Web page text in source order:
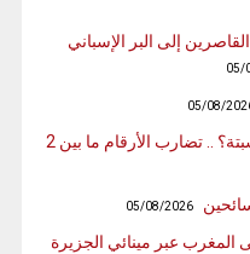
إلى البر الإسباني
05/
05/08/
كم بقي فعلاً من المهاجرين في سبتة؟ .. تضارب الأرقام ما بين 2
05/08/2026
مسافر إلى المغرب عبر مينائي الجزيرة